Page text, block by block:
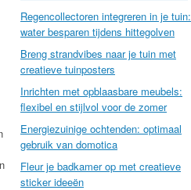
Regencollectoren integreren in je tuin:
water besparen tijdens hittegolven
Breng strandvibes naar je tuin met
creatieve tuinposters
Inrichten met opblaasbare meubels:
flexibel en stijlvol voor de zomer
Energiezuinige ochtenden: optimaal
gebruik van domotica
Fleur je badkamer op met creatieve
sticker ideeën